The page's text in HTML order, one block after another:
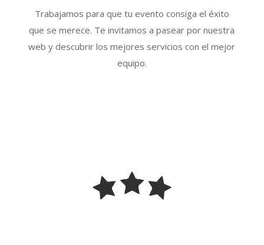
Trabajamos para que tu evento consiga el éxito
que se merece. Te invitamos a pasear por nuestra
web y descubrir los mejores servicios con el mejor
equipo.